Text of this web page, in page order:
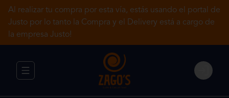
Al realizar tu compra por esta vía, estás usando el portal de
Justo por lo tanto la Compra y el Delivery está a cargo de
la empresa Justo!
Abrir menu de navegación Login